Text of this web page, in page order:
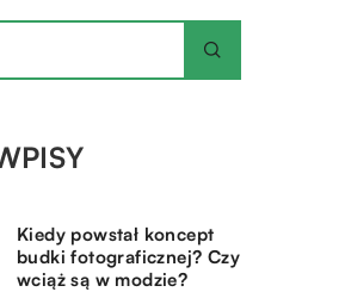
Kiedy powstał koncept
budki fotograficznej? Czy
wciąż są w modzie?